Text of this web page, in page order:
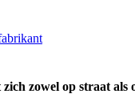
zich zowel op straat als